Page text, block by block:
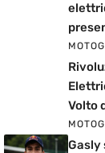
Volto
Gasly